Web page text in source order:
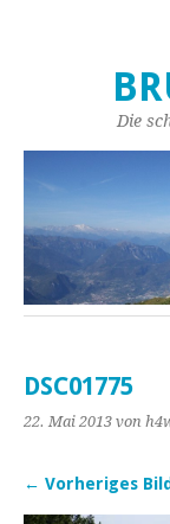
Die
DSC01775
22. Mai 2013 von
← Vorheriges